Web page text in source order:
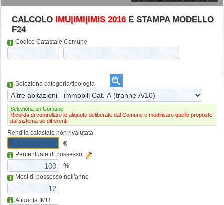
CALCOLO IMU|IMI|IMIS 2016E STAMPA MODELLO
F24
Codice Catastale Comune
Seleziona categoria/tipologia
Seleziona un Comune
Ricorda di controllare le aliquote deliberate dal Comune e modificare quelle proposte
dal sistema se differenti
Rendita catastale non rivalutata
€
Percentuale di possesso
%
Mesi di possesso nell'anno
Aliquota IMU